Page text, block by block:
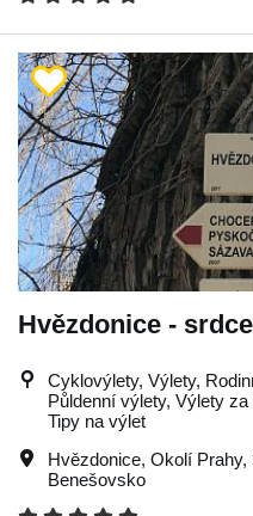
Hvězdonice -
Cyklovýlety, Výlety,
Půldenní výlety, Výlety
Tipy na výlet
Hvězdonice, Okolí Prahy,
Benešovsko